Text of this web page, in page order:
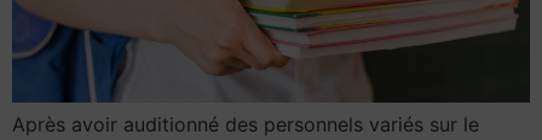
Après avoir auditionné des personnels variés sur le